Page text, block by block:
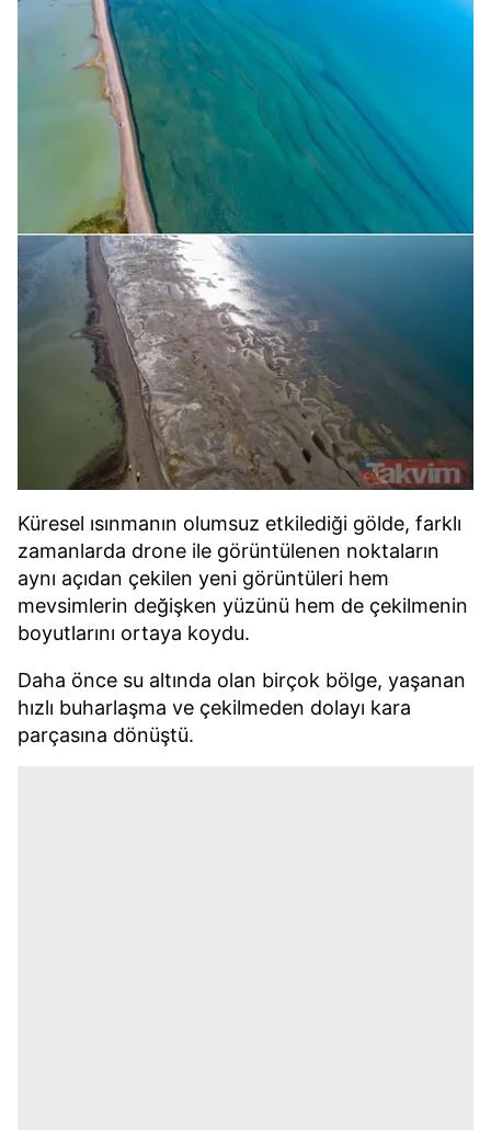
Küresel ısınmanın olumsuz etkilediği gölde, farklı
zamanlarda drone ile görüntülenen noktaların
aynı açıdan çekilen yeni görüntüleri hem
mevsimlerin değişken yüzünü hem de çekilmenin
boyutlarını ortaya koydu.
Daha önce su altında olan birçok bölge, yaşanan
hızlı buharlaşma ve çekilmeden dolayı kara
parçasına dönüştü.